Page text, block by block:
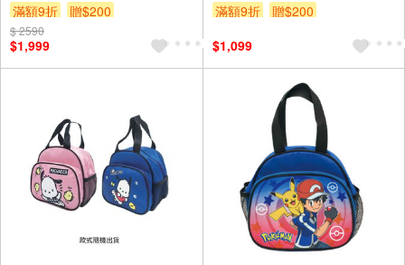
滿額9折
贈$200
$ 2590
$1,999
滿額9折
贈$200
$1,099